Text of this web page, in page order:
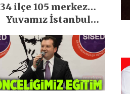
34 ilçe 105 merkez…
Yuvamız İstanbul
vermeden devam
ediyor